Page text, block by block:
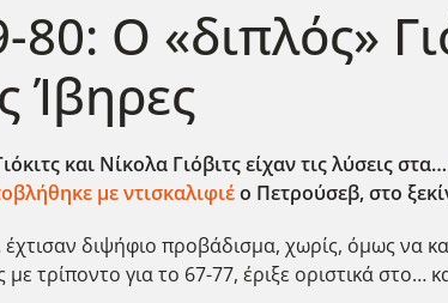
Ο «διπλός»
Ίβηρες
και Νίκολα Γιόβιτς είχαν τις λύσεις
με ντισκαλιφιέο Πετρούσεβ, στο
διψήφιο προβάδισμα, χωρίς, όμως να
τρίποντο για το 67-77, έριξε οριστικά στο…